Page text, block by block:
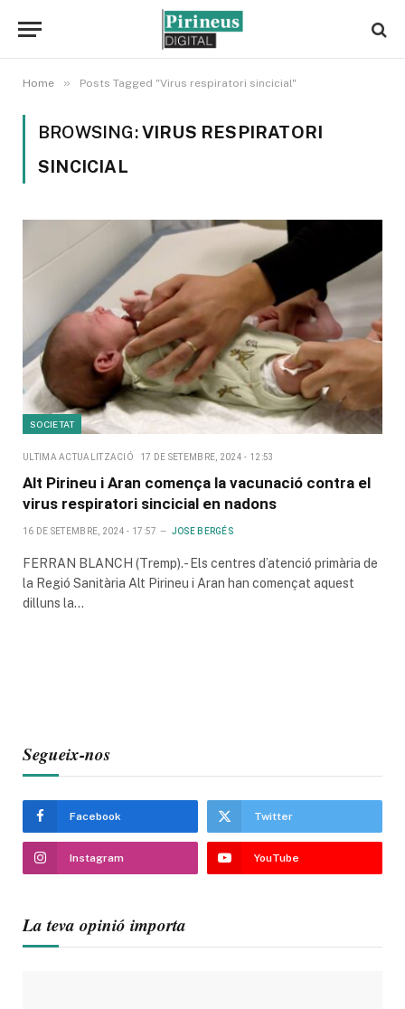
Home » Posts Tagged "Virus respiratori sincicial"
BROWSING:VIRUS RESPIRATORI
SINCICIAL
SOCIETAT
ULTIMA ACTUALITZACIÓ 17 DE SETEMBRE, 2024 - 12:53
Alt Pirineu i Aran comença la vacunació contra el
virus respiratori sincicial en nadons
16 DE SETEMBRE, 2024 - 17:57 JOSE BERGÉS
FERRAN BLANCH (Tremp).- Els centres d’atenció primària de
la Regió Sanitària Alt Pirineu i Aran han començat aquest
dilluns la…
Segueix-nos
Facebook Twitter
Instagram YouTube
La teva opinió importa